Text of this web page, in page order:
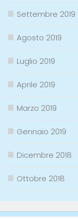
Settembre 2019
Agosto 2019
Luglio 2019
Aprile 2019
Marzo 2019
Gennaio 2019
Dicembre 2018
Ottobre 2018